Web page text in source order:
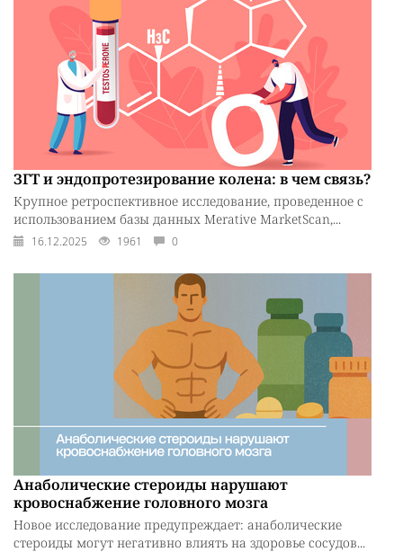
ЗГТ и эндопротезирование колена: в чем связь?
Крупное ретроспективное исследование, проведенное с
использованием базы данных Merative MarketScan,...
16.12.2025 1961 0
Анаболические стероиды нарушают
кровоснабжение головного мозга
Новое исследование предупреждает: анаболические
стероиды могут негативно влиять на здоровье сосудов...